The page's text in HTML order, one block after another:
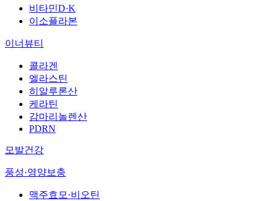
비타민D·K
이소플라본
이너뷰티
콜라겐
엘라스틴
히알루론산
케라틴
감마리놀렌산
PDRN
모발건강
풍성·영양보충
맥주효모·비오틴